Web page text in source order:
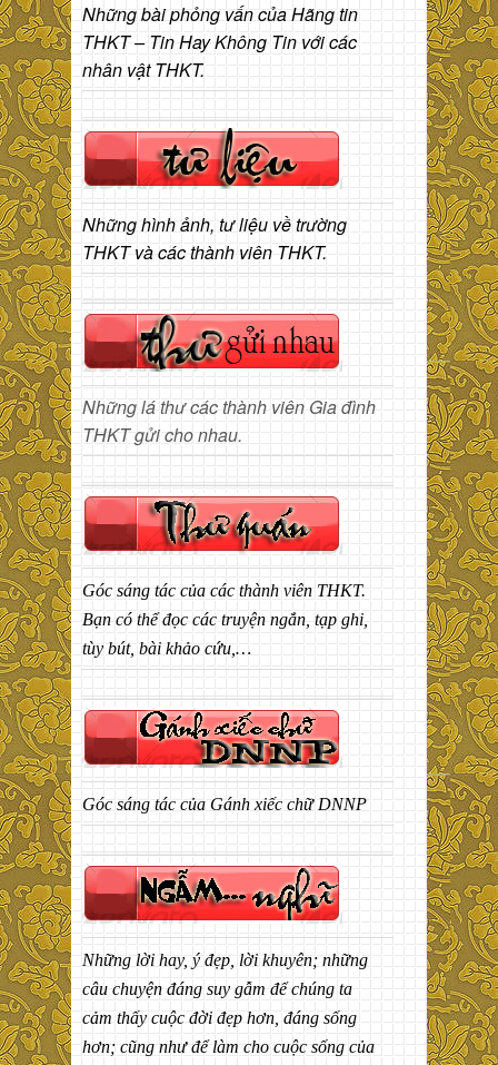
Những bài phỏng vấn của Hãng tin
THKT – Tin Hay Không Tin với các
nhân vật THKT.
Những hình ảnh, tư liệu về trường
THKT và các thành viên THKT.
Những lá thư các thành viên Gia đình
THKT gửi cho nhau.
Góc sáng tác của các thành viên THKT.
Bạn có thể đọc các truyện ngắn, tạp ghi,
tùy bút, bài khảo cứu,…
Góc sáng tác của Gánh xiếc chữ DNNP
Những lời hay, ý đẹp, lời khuyên; những
câu chuyện đáng suy gẫm để chúng ta
cảm thấy cuộc đời đẹp hơn, đáng sống
hơn; cũng như để làm cho cuộc sống của